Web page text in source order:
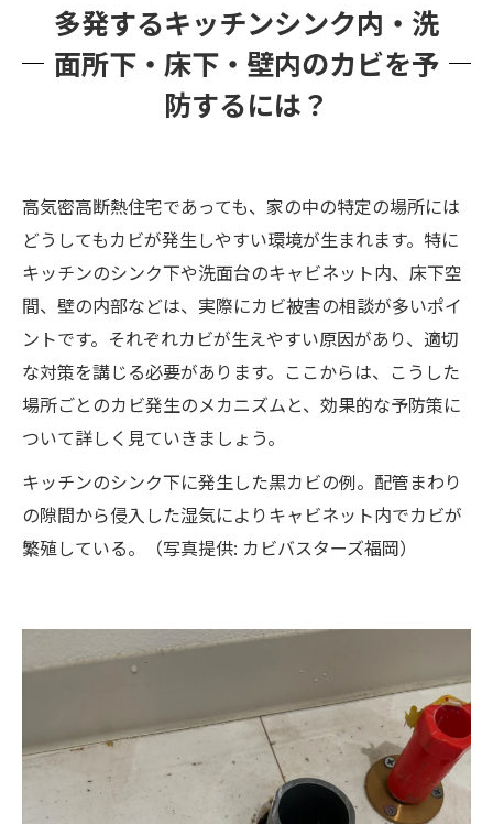
多発するキッチンシンク内・洗
面所下・床下・壁内のカビを予
防するには？
高気密高断熱住宅であっても、家の中の特定の場所には
どうしてもカビが発生しやすい環境が生まれます。特に
キッチンのシンク下や洗面台のキャビネット内、床下空
間、壁の内部などは、実際にカビ被害の相談が多いポイ
ントです。それぞれカビが生えやすい原因があり、適切
な対策を講じる必要があります。ここからは、こうした
場所ごとのカビ発生のメカニズムと、効果的な予防策に
ついて詳しく見ていきましょう。
キッチンのシンク下に発生した黒カビの例。配管まわり
の隙間から侵入した湿気によりキャビネット内でカビが
繁殖している。（写真提供: カビバスターズ福岡）